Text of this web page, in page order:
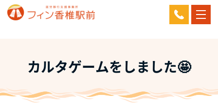
カルタゲームをしました🤩